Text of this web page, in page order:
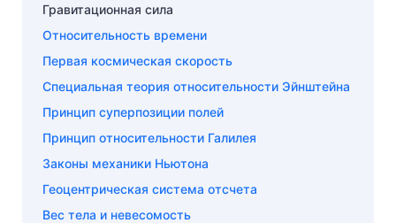
Гравитационная сила
Относительность времени
Первая космическая скорость
Специальная теория относительности Эйнштейна
Принцип суперпозиции полей
Принцип относительности Галилея
Законы механики Ньютона
Геоцентрическая система отсчета
Вес тела и невесомость